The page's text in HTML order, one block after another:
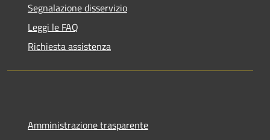
Segnalazione disservizio
Leggi le FAQ
Richiesta assistenza
Amministrazione trasparente